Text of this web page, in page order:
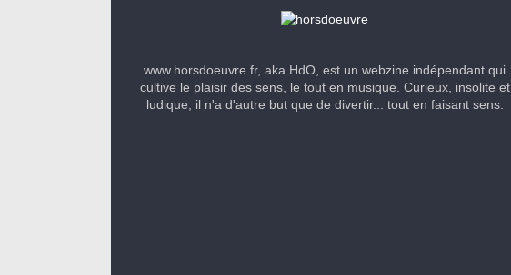
www.horsdoeuvre.fr, aka HdO, est un webzine indépendant qui
cultive le plaisir des sens, le tout en musique. Curieux, insolite et
ludique, il n'a d'autre but que de divertir... tout en faisant sens.